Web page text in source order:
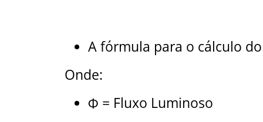
A fórmula para o cálculo
Onde:
Φ = Fluxo Luminoso